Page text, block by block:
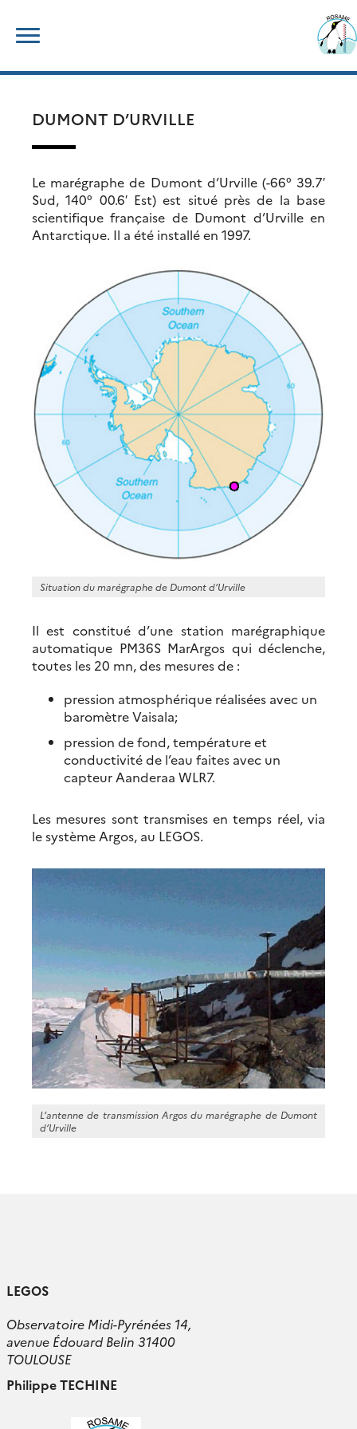
content
DUMONT D’URVILLE
Le marégraphe de Dumont d’Urville (-66° 39.7′
Sud, 140° 00.6′ Est) est situé près de la base
scientifique française de Dumont d’Urville en
Antarctique. Il a été installé en 1997.
Situation du marégraphe de Dumont d’Urville
Il est constitué d’une station marégraphique
automatique PM36S MarArgos qui déclenche,
toutes les 20 mn, des mesures de :
pression atmosphérique réalisées avec un
baromètre Vaisala;
pression de fond, température et
conductivité de l’eau faites avec un
capteur Aanderaa WLR7.
Les mesures sont transmises en temps réel, via
le système Argos, au LEGOS.
L’antenne de transmission Argos du marégraphe de Dumont
d’Urville
LEGOS
Observatoire Midi-Pyrénées 14,
avenue Édouard Belin 31400
TOULOUSE
Philippe TECHINE